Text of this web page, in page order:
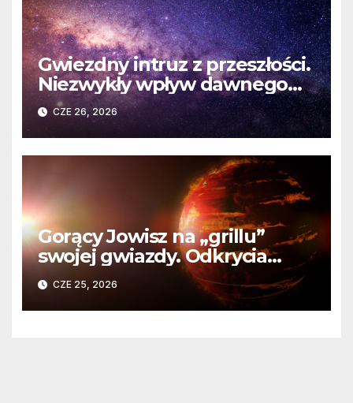
Gwiezdny intruz z przeszłości.
Niezwykły wpływ dawnego
spotkania na komety Układu
Słonecznego
CZE 26, 2026
Gorący Jowisz na „grillu”
swojej gwiazdy. Odkrycia
Teleskopu Webba o HD
80606 b
CZE 25, 2026